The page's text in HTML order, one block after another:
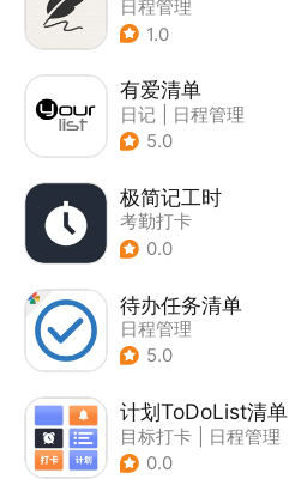
日程管理
1.0
有爱清单
日记
日程管理
5.0
极简记工时
考勤打卡
0.0
待办任务清单
日程管理
5.0
计划ToDoList清单
目标打卡
日程管理
0.0